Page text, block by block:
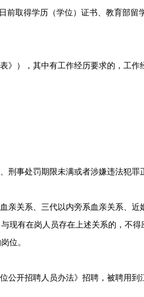
取得学历（学位）证书、教育部留
），其中有工作经历要求的，工作
事处罚期限未满或者涉嫌违法犯罪
关系、三代以内旁系血亲关系、近
现有在岗人员存在上述关系的，不
位。
开招聘人员办法》招聘，被聘用到